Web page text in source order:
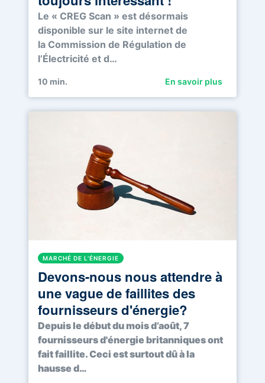
Le « CREG Scan » est désormais
disponible sur le site internet de
la Commission de Régulation de
l’Électricité et d…
10 min. En savoir plus
MARCHÉ DE L'ÉNERGIE
Devons-nous nous attendre à
une vague de faillites des
fournisseurs d'énergie?
Depuis le début du mois d’août, 7
fournisseurs d'énergie britanniques ont
fait faillite. Ceci est surtout dû à la
hausse d…